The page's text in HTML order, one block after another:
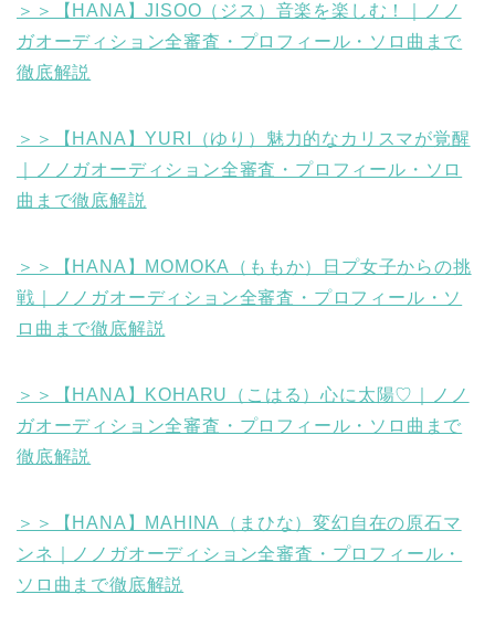
＞＞【HANA】JISOO（ジス）音楽を楽しむ！｜ノノ
ガオーディション全審査・プロフィール・ソロ曲まで
徹底解説
＞＞【HANA】YURI（ゆり）魅力的なカリスマが覚醒
｜ノノガオーディション全審査・プロフィール・ソロ
曲まで徹底解説
＞＞【HANA】MOMOKA（ももか）日プ女子からの挑
戦｜ノノガオーディション全審査・プロフィール・ソ
ロ曲まで徹底解説
＞＞【HANA】KOHARU（こはる）心に太陽♡｜ノノ
ガオーディション全審査・プロフィール・ソロ曲まで
徹底解説
＞＞【HANA】MAHINA（まひな）変幻自在の原石マ
ンネ｜ノノガオーディション全審査・プロフィール・
ソロ曲まで徹底解説